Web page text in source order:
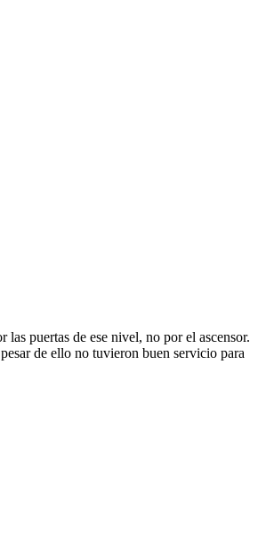
puertas de ese nivel, no por el ascensor.
de ello no tuvieron buen servicio para